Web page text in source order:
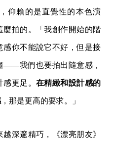
仰賴的是直覺性的本色演
麼拍的。「我創作開始的階
你不能說它不好，但是接
——我們也要拍出隨意感，
更足。 在精緻和設計感的
，那是更高的要求。」
深邃精巧，《漂亮朋友》